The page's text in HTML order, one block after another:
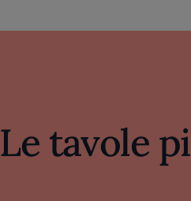
Le tavole